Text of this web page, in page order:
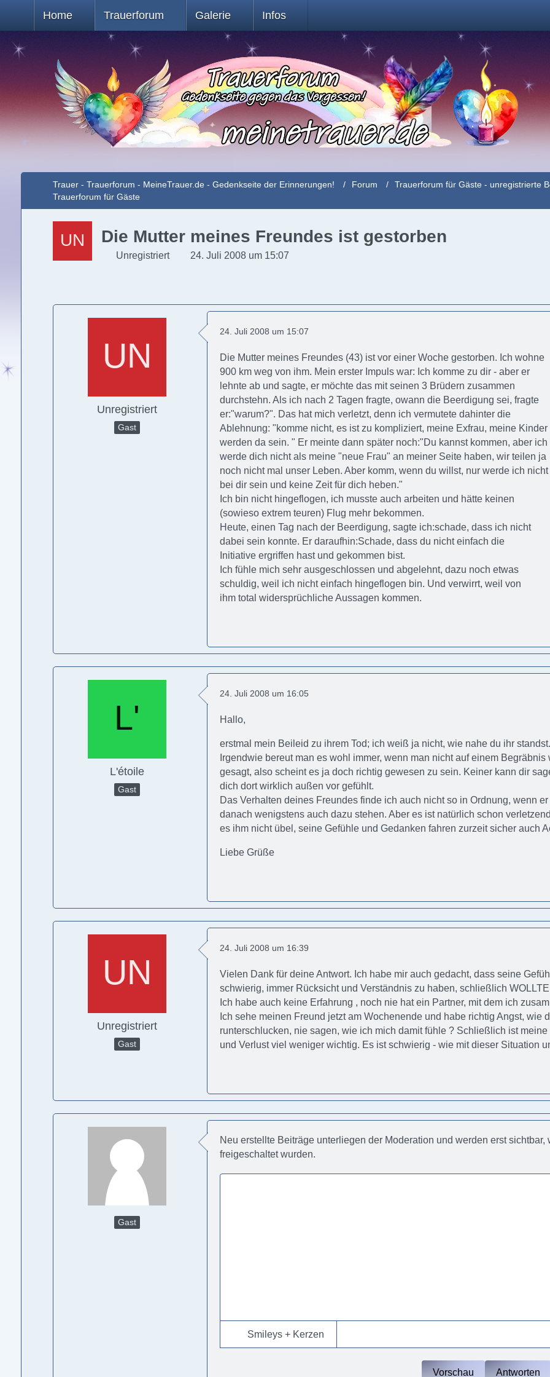
Home Trauerforum Galerie Infos
Trauer - Trauerforum - MeineTrauer.de - Gedenkseite der Erinnerungen! Forum
Trauerforum für Gäste - unregistrierte
Trauerforum für Gäste
Die Mutter meines Freundes ist gestorben
Unregistriert 24. Juli 2008 um 15:07
Unregistriert
Gast
24. Juli 2008 um 15:07
Die Mutter meines Freundes (43) ist vor einer Woche gestorben. Ich wohne
900 km weg von ihm. Mein erster Impuls war: Ich komme zu dir - aber er
lehnte ab und sagte, er möchte das mit seinen 3 Brüdern zusammen
durchstehn. Als ich nach 2 Tagen fragte, owann die Beerdigung sei, fragte
er:"warum?". Das hat mich verletzt, denn ich vermutete dahinter die
Ablehnung: "komme nicht, es ist zu kompliziert, meine Exfrau, meine Kinder
werden da sein. " Er meinte dann später noch:"Du kannst kommen, aber ich
werde dich nicht als meine "neue Frau" an meiner Seite haben, wir teilen ja
noch nicht mal unser Leben. Aber komm, wenn du willst, nur werde ich nicht
bei dir sein und keine Zeit für dich heben."
Ich bin nicht hingeflogen, ich musste auch arbeiten und hätte keinen
(sowieso extrem teuren) Flug mehr bekommen.
Heute, einen Tag nach der Beerdigung, sagte ich:schade, dass ich nicht
dabei sein konnte. Er daraufhin:Schade, dass du nicht einfach die
Initiative ergriffen hast und gekommen bist.
Ich fühle mich sehr ausgeschlossen und abgelehnt, dazu noch etwas
schuldig, weil ich nicht einfach hingeflogen bin. Und verwirrt, weil von
ihm total widersprüchliche Aussagen kommen.
L'étoile
Gast
24. Juli 2008 um 16:05
Hallo,
erstmal mein Beileid zu ihrem Tod; ich weiß ja nicht, wie nahe du ihr
Irgendwie bereut man es wohl immer, wenn man nicht auf einem
gesagt, also scheint es ja doch richtig gewesen zu sein. Keiner kann dir
dich dort wirklich außen vor gefühlt.
Das Verhalten deines Freundes finde ich auch nicht so in Ordnung, wenn
danach wenigstens auch dazu stehen. Aber es ist natürlich schon
es ihm nicht übel, seine Gefühle und Gedanken fahren zurzeit sicher auch
Liebe Grüße
Unregistriert
Gast
24. Juli 2008 um 16:39
Vielen Dank für deine Antwort. Ich habe mir auch gedacht, dass seine
schwierig, immer Rücksicht und Verständnis zu haben, schließlich
Ich habe auch keine Erfahrung , noch nie hat ein Partner, mit dem ich
Ich sehe meinen Freund jetzt am Wochenende und habe richtig Angst,
runterschlucken, nie sagen, wie ich mich damit fühle ? Schließlich ist
und Verlust viel weniger wichtig. Es ist schwierig - wie mit dieser Situation
Gast
Neu erstellte Beiträge unterliegen der Moderation und werden erst
freigeschaltet wurden.
Smileys + Kerzen
Antworten
Vorschau